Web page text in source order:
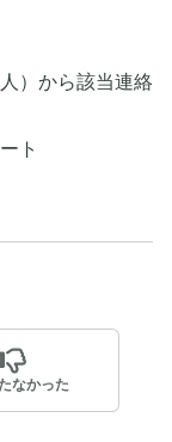
）から該当連絡
ト
なかった